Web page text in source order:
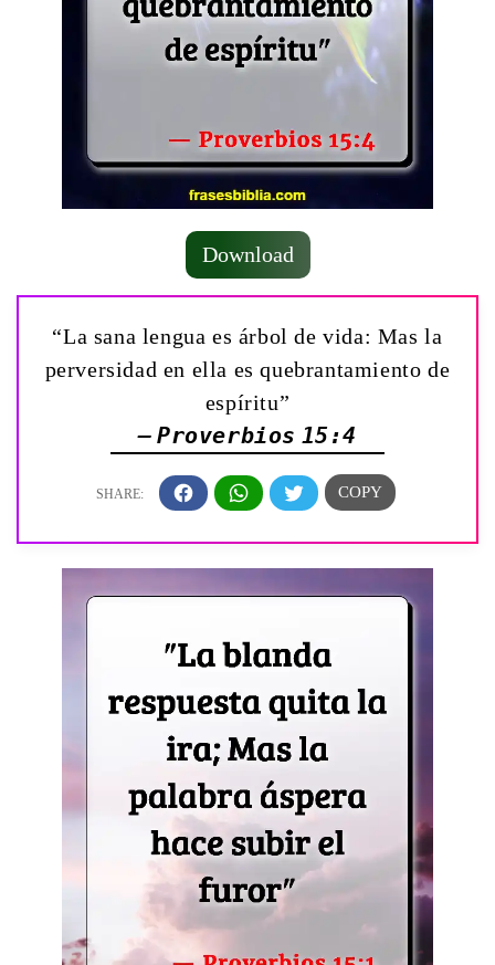
Download
“La sana lengua es árbol de vida: Mas la
perversidad en ella es quebrantamiento de
espíritu”
— Proverbios 15:4